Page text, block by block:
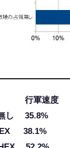
行軍速度
し 35.8%
38.1%